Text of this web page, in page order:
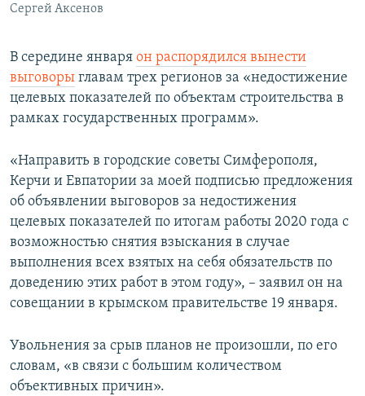
Сергей Аксенов
В середине января он распорядился вынести
выговоры главам трех регионов за «недостижение
целевых показателей по объектам строительства в
рамках государственных программ».
«Направить в городские советы Симферополя,
Керчи и Евпатории за моей подписью предложения
об объявлении выговоров за недостижения
целевых показателей по итогам работы 2020 года с
возможностью снятия взыскания в случае
выполнения всех взятых на себя обязательств по
доведению этих работ в этом году», – заявил он на
совещании в крымском правительстве 19 января.
Увольнения за срыв планов не произошли, по его
словам, «в связи с большим количеством
объективных причин».